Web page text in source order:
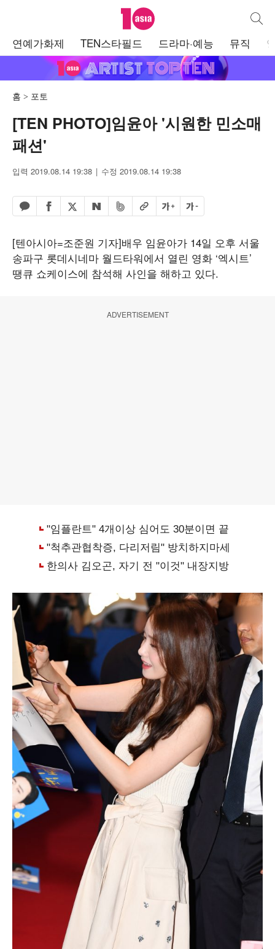
텐아시아 통합
연예가화제 TEN스타필드 드라마·예능 뮤직
홈 포토
[TEN PHOTO]임윤아 '시원한 민소매
패션'
입력 2019.08.14 19:38 수정 2019.08.14 19:38
카카오톡 공유하기
페이스북 공유하기
엑스 공유하기
네이버 공유하기
밴드 공유하기
URL복사글자 크게글자 작게
[텐아시아=조준원 기자]배우 임윤아가 14일 오후 서울
송파구 롯데시네마 월드타워에서 열린 영화 ‘엑시트’
땡큐 쇼케이스에 참석해 사인을 해하고 있다.
ADVERTISEMENT